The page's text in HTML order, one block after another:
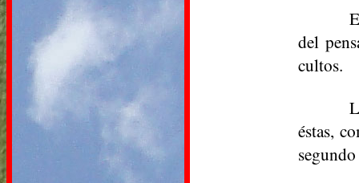
del
cultos.
éstas,